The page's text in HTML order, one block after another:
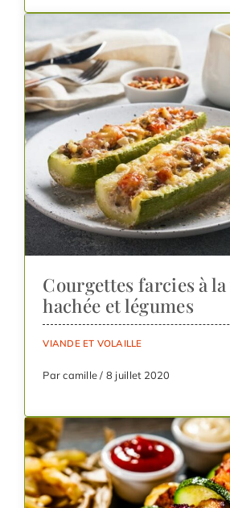
Courgettes farcies à
hachée et légumes
VIANDE ET VOLAILLE
Par camille / 8 juillet 2020